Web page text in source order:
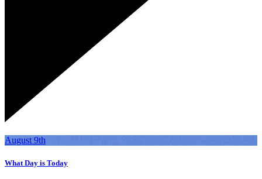
August 9th
What Day is Today